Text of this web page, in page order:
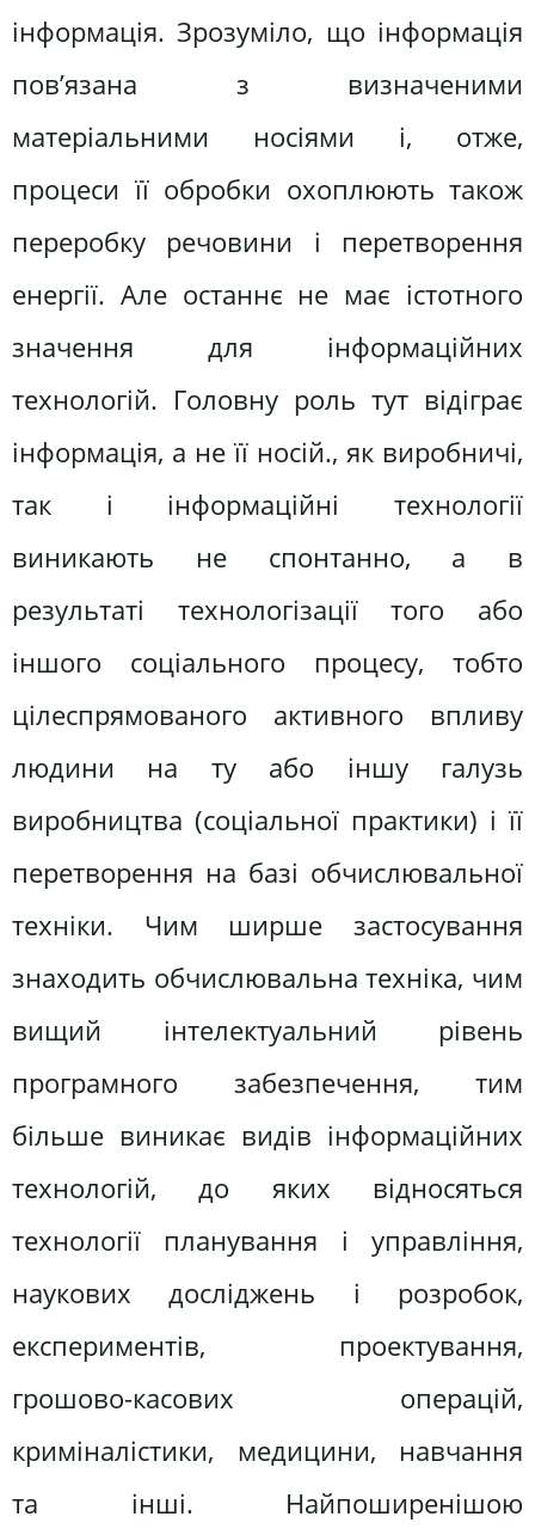
інформація. Зрозуміло, що інформація
пов’язана з визначеними
матеріальними носіями і, отже,
процеси її обробки охоплюють також
переробку речовини і перетворення
енергії. Але останнє не має істотного
значення для інформаційних
технологій. Головну роль тут відіграє
інформація, а не її носій., як виробничі,
так і інформаційні технології
виникають не спонтанно, а в
результаті технологізації того або
іншого соціального процесу, тобто
цілеспрямованого активного впливу
людини на ту або іншу галузь
виробництва (соціальної практики) і її
перетворення на базі обчислювальної
техніки. Чим ширше застосування
знаходить обчислювальна техніка, чим
вищий інтелектуальний рівень
програмного забезпечення, тим
більше виникає видів інформаційних
технологій, до яких відносяться
технології планування і управління,
наукових досліджень і розробок,
експериментів, проектування,
грошово-касових операцій,
криміналістики, медицини, навчання
та інші. Найпоширенішою